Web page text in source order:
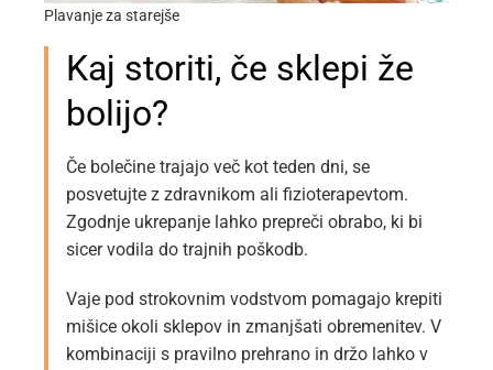
Plavanje za starejše
Kaj storiti, če sklepi že
bolijo?
Če bolečine trajajo več kot teden dni, se
posvetujte z zdravnikom ali fizioterapevtom.
Zgodnje ukrepanje lahko prepreči obrabo, ki bi
sicer vodila do trajnih poškodb.
Vaje pod strokovnim vodstvom pomagajo krepiti
mišice okoli sklepov in zmanjšati obremenitev. V
kombinaciji s pravilno prehrano in držo lahko v